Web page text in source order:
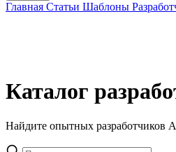
Главная Статьи Шаблоны
Каталог
Найдите опытных разработчиков